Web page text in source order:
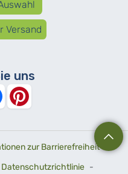
Versand
uns
zur Barrierefreiheit-
Datenschutzrichtlinie -